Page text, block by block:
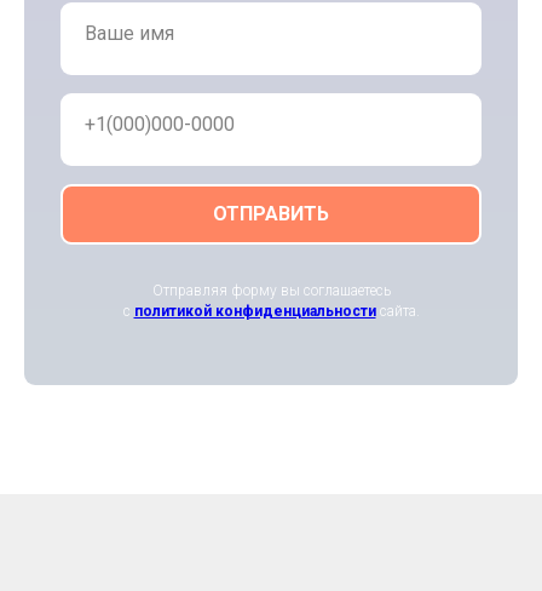
Ваше имя
+1(000)000-0000
ОТПРАВИТЬ
Отправляя форму вы соглашаетесь
с политикой конфиденциальности сайта.